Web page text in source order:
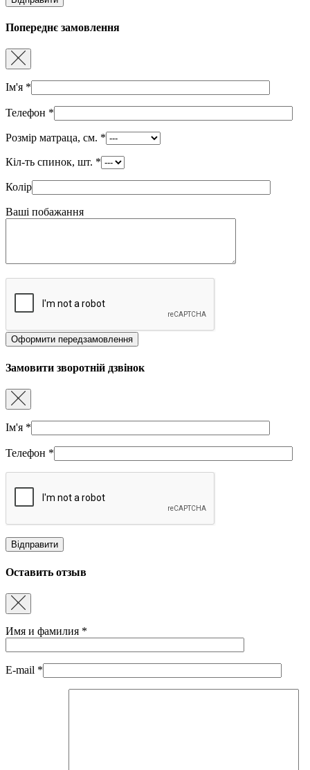
Попереднє замовлення
Ім'я *
Телефон *
Розмір матраца, см. *
Кіл-ть спинок, шт. *
Колір
Ваші побажання
Замовити зворотній дзвінок
Ім'я *
Телефон *
Оставить отзыв
Имя и фамилия *
E-mail *